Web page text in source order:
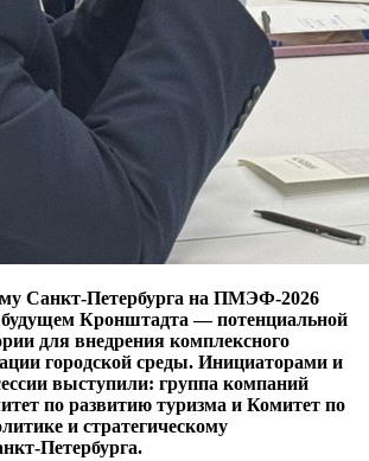
Санкт-Петербурга на ПМЭФ-2026
будущем Кронштадта — потенциальной
для внедрения комплексного
городской среды. Инициаторами и
выступили: группа компаний
по развитию туризма и Комитет по
и стратегическому